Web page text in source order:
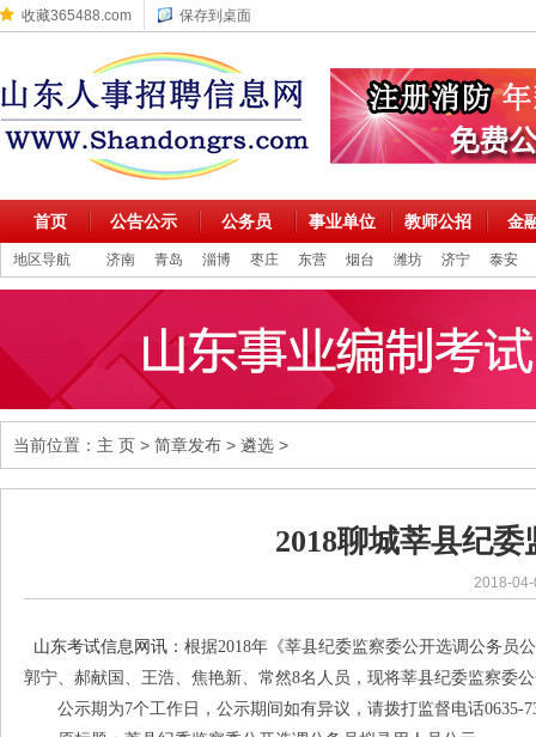
收藏365488.com 保存到桌面
首页 公告公示 公务员 事业单位 教师公招 金
地区导航 济南 青岛 淄博 枣庄 东营 烟台 潍坊 济宁 泰安
当前位置： 主 页 > 简章发布 > 遴选 >
2018聊城莘县纪
2018-
山东考试信息网讯： 根据2018年《莘县纪委监察委公开选调公务员
郭宁、郝献国、王浩、焦艳新、常然8名人员，现将莘县纪委监察委
公示期为7个工作日，公示期间如有异议，请拨打监督电话0635-